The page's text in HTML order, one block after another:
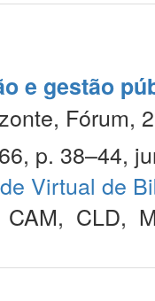
e gestão
Fórum,
p. 38–44,
Virtual de
CAM, CLD,